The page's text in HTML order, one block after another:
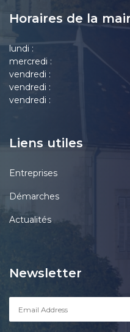
Horaires de la
lundi :
mercredi :
vendredi :
vendredi :
vendredi :
Liens utiles
Entreprises
Démarches
Actualités
Newsletter